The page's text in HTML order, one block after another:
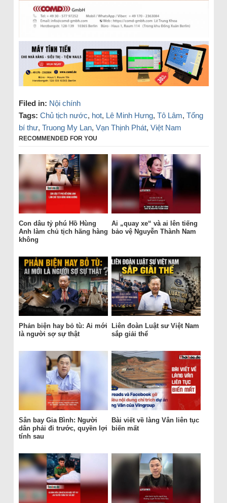
Filed in: Nội chính
Tags: Chủ tịch nước, hot, Lê Minh Hưng, Tô Lâm, Tổng
bí thư, Truong My Lan, Vạn Thịnh Phát, Việt Nam
RECOMMENDED FOR YOU
Con dâu tỷ phú Hồ Hùng
Anh làm chủ tịch hãng hàng
không
Ai „quay xe“ và ai lên tiếng
bảo vệ Nguyễn Thành Nam
Phản biện hay bỏ tù: Ai mới
là người sợ sự thật
Liên đoàn Luật sư Việt Nam
sắp giải thể
Sân bay Gia Bình: Người
dân phải đi trước, quyền lợi
tính sau
Bài viết về làng Vân liên tục
biến mất